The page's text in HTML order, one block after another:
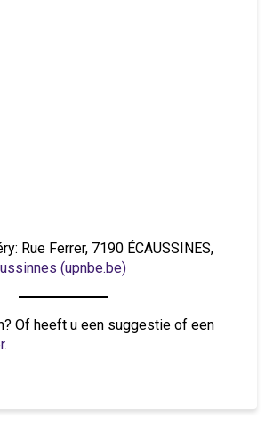
Rue Ferrer, 7190 ÉCAUSSINES,
(upnbe.be)
Of heeft u een suggestie of een
.